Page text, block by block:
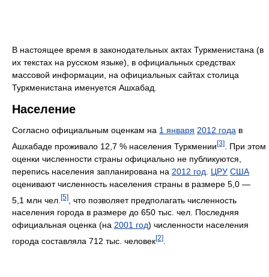
В настоящее время в законодательных актах Туркменистана (в
их текстах на русском языке), в официальных средствах
массовой информации, на официальных сайтах столица
Туркменистана именуется Ашхабад.
Население
Согласно официальным оценкам на 1 января 2012 года в
Ашхабаде проживало 12,7 % населения Туркмении[3]
. При этом
оценки численности страны официально не публикуются,
перепись населения запланирована на 2012 год ЦРУ США
оценивают численность населения страны в размере 5,0 —
5,1 млн чел. [5]
, что позволяет предполагать численность
населения города в размере до 650 тыс. чел. Последняя
официальная оценка (на 2001 год) численности населения
города составляла 712 тыс. человек[2]